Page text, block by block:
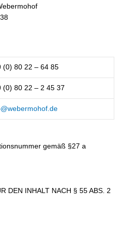
(0) 80 22 – 64 85
(0) 80 22 – 2 45 37
gemäß §27 a
DEN INHALT NACH § 55 ABS. 2